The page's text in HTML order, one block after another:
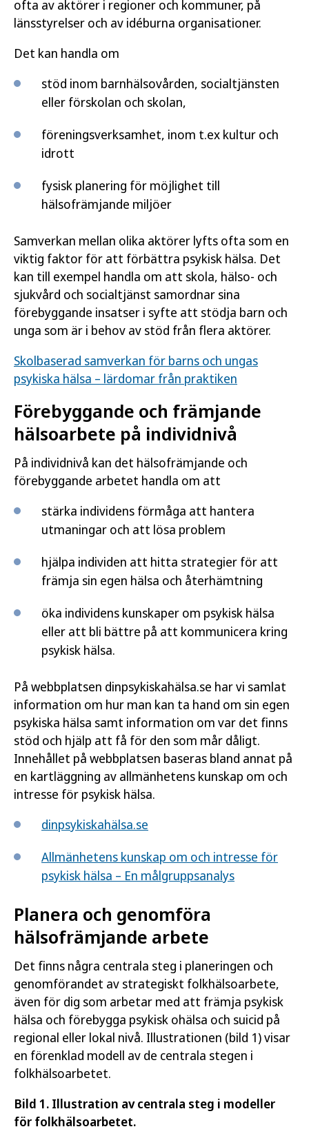
ofta av aktörer i regioner och kommuner, på
länsstyrelser och av idéburna organisationer.
Det kan handla om
stöd inom barnhälsovården, socialtjänsten
eller förskolan och skolan,
föreningsverksamhet, inom t.ex kultur och
idrott
fysisk planering för möjlighet till
hälsofrämjande miljöer
Samverkan mellan olika aktörer lyfts ofta som en
viktig faktor för att förbättra psykisk hälsa. Det
kan till exempel handla om att skola, hälso- och
sjukvård och socialtjänst samordnar sina
förebyggande insatser i syfte att stödja barn och
unga som är i behov av stöd från flera aktörer.
Skolbaserad samverkan för barns och ungas
psykiska hälsa – lärdomar från praktiken
Förebyggande och främjande
hälsoarbete på individnivå
På individnivå kan det hälsofrämjande och
förebyggande arbetet handla om att
stärka individens förmåga att hantera
utmaningar och att lösa problem
hjälpa individen att hitta strategier för att
främja sin egen hälsa och återhämtning
öka individens kunskaper om psykisk hälsa
eller att bli bättre på att kommunicera kring
psykisk hälsa.
På webbplatsen dinpsykiskahälsa.se har vi samlat
information om hur man kan ta hand om sin egen
psykiska hälsa samt information om var det finns
stöd och hjälp att få för den som mår dåligt.
Innehållet på webbplatsen baseras bland annat på
en kartläggning av allmänhetens kunskap om och
intresse för psykisk hälsa.
dinpsykiskahälsa.se
Allmänhetens kunskap om och intresse för
psykisk hälsa – En målgruppsanalys
Planera och genomföra
hälsofrämjande arbete
Det finns några centrala steg i planeringen och
genomförandet av strategiskt folkhälsoarbete,
även för dig som arbetar med att främja psykisk
hälsa och förebygga psykisk ohälsa och suicid på
regional eller lokal nivå. Illustrationen (bild 1) visar
en förenklad modell av de centrala stegen i
folkhälsoarbetet.
Bild 1. Illustration av centrala steg i modeller
för folkhälsoarbetet.